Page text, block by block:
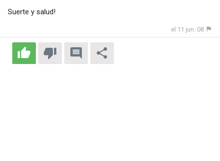
Suerte y salud!
el 11 jun. 08